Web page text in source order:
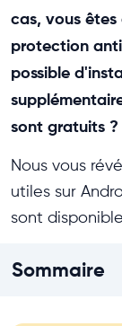
cas, vous
protection
possible
sont gratuits ?
Nous vous
utiles sur
sont
Sommaire